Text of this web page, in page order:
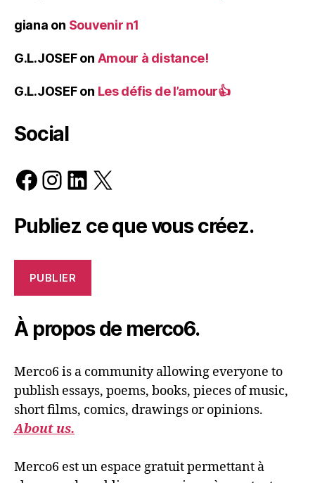
giana on Souvenir n1
G.L.JOSEFon Amour à distance!
G.L.JOSEFon Les défis de l’amour👍
Social
Facebook
Instagram
LinkedIn
X
Publiez ce que vous créez.
PUBLIER
À propos de merco6.
Merco6 is a community allowing everyone to
publish essays, poems, books, pieces of music,
short films, comics, drawings or opinions.
About us.
Merco6 est un espace gratuit permettant à